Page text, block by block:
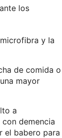
los
y la
de comida o
mayor
a
demencia
el babero para